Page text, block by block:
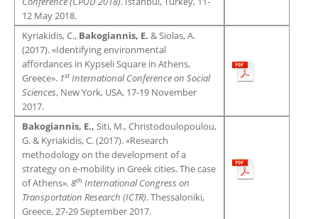
12 May 2018.
Kyriakidis, C., Bakogiannis, E. & Siolas, A.
(2017). «Identifying environmental
affordances in Kypseli Square in Athens,
Greece». 1stInternational Conference on Social
Sciences, New York, USA, 17-19 November
2017.
Bakogiannis, E., Siti, M., Christodoulopoulou,
G. & Kyriakidis, C. (2017). «Research
methodology on the development of a
strategy on e-mobility in Greek cities. The case
of Athens». 8th International Congress on
Transportation Research (ICTR). Thessaloniki,
Greece, 27-29 September 2017.